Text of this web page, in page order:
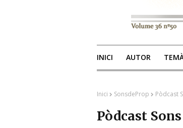
INICI AUTOR
Inici SonsdeProp Pòdcast
Pòdcast